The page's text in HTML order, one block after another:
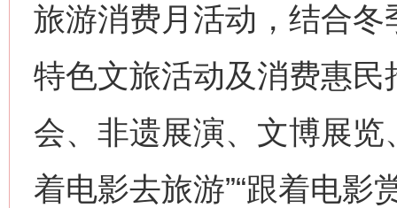
旅游消费月活动，结合
特色文旅活动及消费惠
会、非遗展演、文博展览
着电影去旅游”“跟着电影